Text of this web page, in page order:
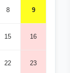
8 9
15 16
22 23